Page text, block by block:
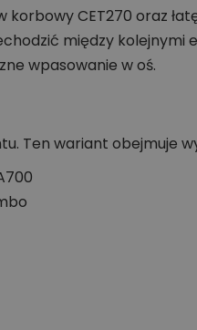
CET270 oraz
między kolejnymi
wpasowanie w oś.
Ten wariant obejmuje